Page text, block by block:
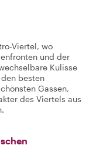
Viertel, wo
und der
Kulisse
besten
Gassen,
des Viertels aus